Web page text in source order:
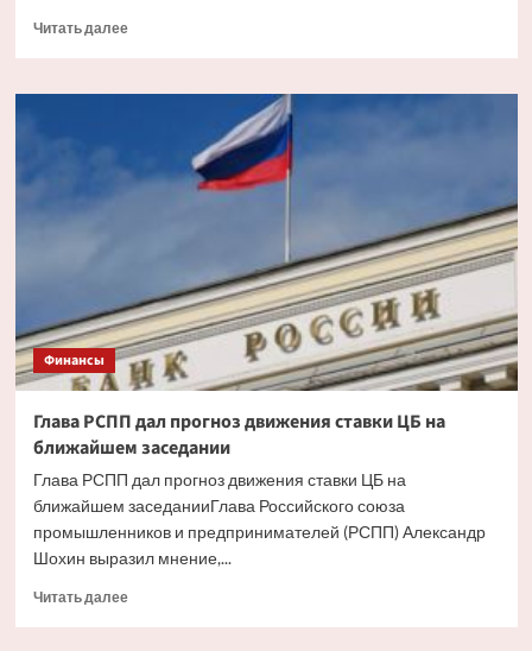
Читать далееПрочитать
Набиуллина:
доступнее
со
Финансы
Глава РСПП дал прогноз движения ставки ЦБ на
ближайшем заседании
Глава РСПП дал прогноз движения ставки ЦБ на
ближайшем заседанииГлава Российского союза
промышленников и предпринимателей (РСПП) Александр
Шохин выразил мнение,...
Читать далееПрочитать